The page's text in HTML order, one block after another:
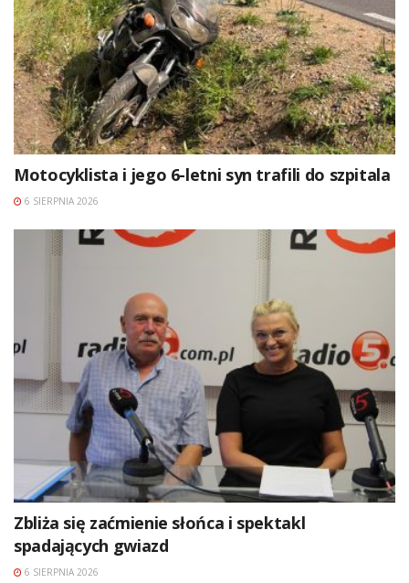
Motocyklista i jego 6-letni syn trafili do szpitala
6 SIERPNIA 2026
Zbliża się zaćmienie słońca i spektakl
spadających gwiazd
6 SIERPNIA 2026